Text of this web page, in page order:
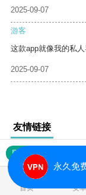
2025-09-07
游客
这款app就像我的私
2025-09-07
友情链接
网站地图
首页 安
永久免